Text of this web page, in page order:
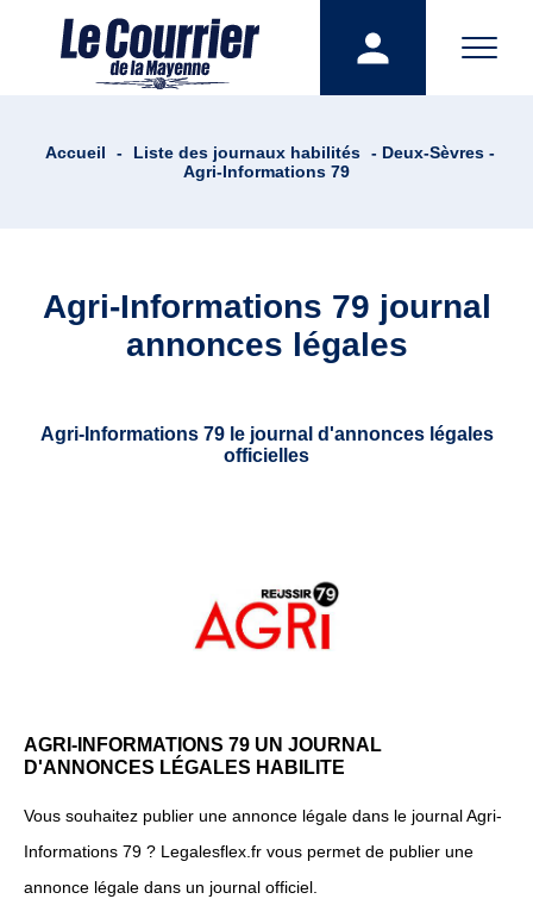
Accueil - Liste des journaux habilités - Deux-Sèvres -
Agri-Informations 79
Agri-Informations 79 journal
annonces légales
Agri-Informations 79 le journal d'annonces légales
officielles
AGRI-INFORMATIONS 79 UN JOURNAL
D'ANNONCES LÉGALES HABILITE
Vous souhaitez publier une annonce légale dans le journal Agri-
Informations 79 ? Legalesflex.fr vous permet de publier une
annonce légale dans un journal officiel.